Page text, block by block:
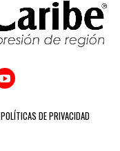
POLÍTICAS DE PRIVACIDAD